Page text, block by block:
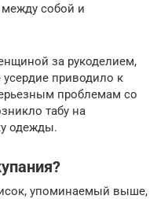
собой и
за рукоделием,
приводило к
проблемам со
табу на
одежды.
упоминаемый выше,